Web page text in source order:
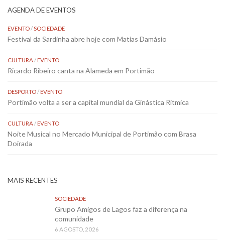
AGENDA DE EVENTOS
EVENTO/SOCIEDADE
Festival da Sardinha abre hoje com Matias Damásio
CULTURA/EVENTO
Ricardo Ribeiro canta na Alameda em Portimão
DESPORTO/EVENTO
Portimão volta a ser a capital mundial da Ginástica Rítmica
CULTURA/EVENTO
Noite Musical no Mercado Municipal de Portimão com Brasa
Doirada
MAIS RECENTES
SOCIEDADE
Grupo Amigos de Lagos faz a diferença na
comunidade
6 AGOSTO, 2026